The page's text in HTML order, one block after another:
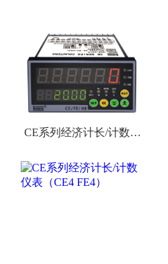
CE系列经济计长/计数仪